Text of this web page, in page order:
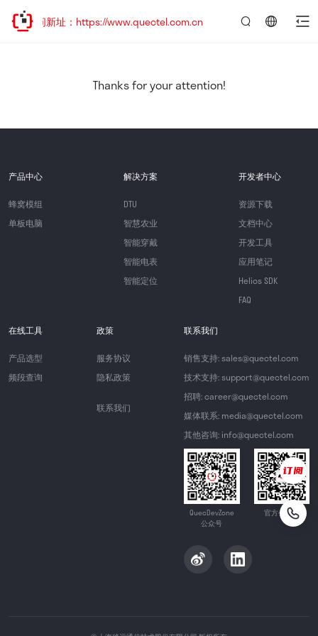
欢迎访问新址：https://www.quectel.com.cn
Thanks for your attention!
产品中心
蜂窝模组
单板电脑
解决方案
DTU
智慧农业
智能穿戴
智能电表
智能定位
开发者中心
资源下载
文档中心
开发工具
应用笔记
Helios SDK
FAQ
在线工具
产品选型
频段查询
政策
服务协议
隐私政策
联系我们
联系我们
销售支持: sales@quectel.com
技术支持: support@quectel.com
招聘: career@quectel.com
媒体联系: media@quectel.com
其他咨询: info@quectel.com
QuecDevZone
公众号
官方公众号